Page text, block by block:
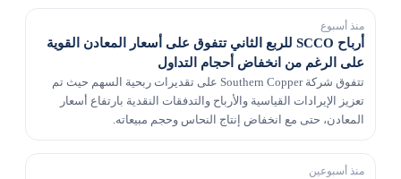
منذ أسبوع
أرباح SCCO للربع الثاني تتفوق على أسعار المعادن القوية
على الرغم من انخفاض أحجام التداول
تتفوق شركة Southern Copper على تقديرات ربحية السهم حيث تم
تعزيز الإيرادات القياسية والأرباح والتدفقات النقدية بارتفاع أسعار
المعادن، حتى مع انخفاض إنتاج النحاس وحجم مبيعاته.
منذ أسبوعين